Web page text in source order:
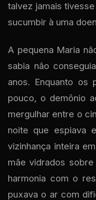
talvez jamais
sucumbir à uma
A pequena Maria
sabia não
anos. Enquanto os
pouco, o demônio
mergulhar entre o
noite que espiava
vizinhança inteira
mãe vidrados
harmonia com o
puxava o ar com